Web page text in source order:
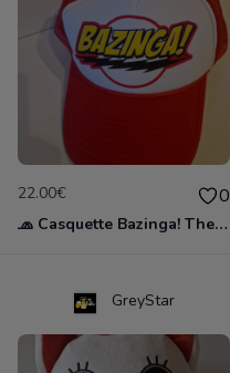
22.00€ 0
🧢 Casquette Bazinga! The Big Bang Theory - Officielle - Neuve
GreyStar